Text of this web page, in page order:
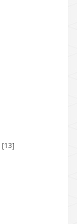
[13]